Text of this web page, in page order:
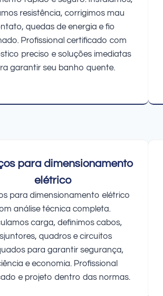
resistência, corrigimos mau
quedas de energia e fio
Profissional certificado com
preciso e soluções imediatas
garantir seu banho quente.
para dimensionamento
elétrico
para dimensionamento elétrico
análise técnica completa.
carga, definimos cabos,
quadros e circuitos
para garantir segurança,
e economia. Profissional
e projeto dentro das normas.